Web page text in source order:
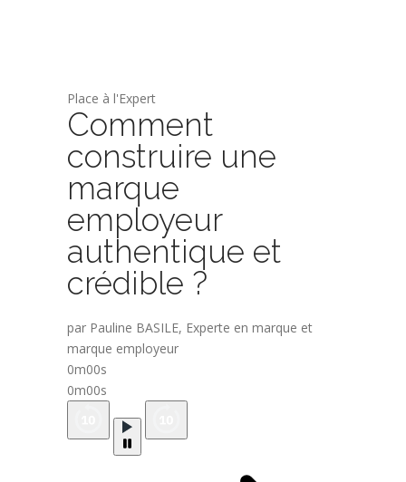
Place à l'Expert
Comment
construire une
marque
employeur
authentique et
crédible ?
par Pauline BASILE, Experte en marque et
marque employeur
0m00s
0m00s